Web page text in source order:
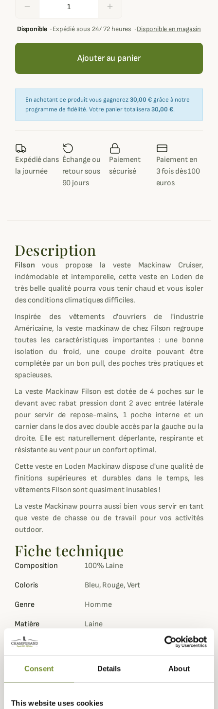
Consent Details About
This website uses cookies
remove add
Disponible·Expédié sous 24/ 72 heures ·Disponible en magasin
Ajouter au panier
En achetant ce produit vous gagnerez30,00 € grâce à notre
programme de fidélité. Votre panier totalisera30,00 €.
Expédié dans
la journée
Échange ou
retour sous
90 jours
Paiement
sécurisé
Paiement en
3 fois dès 100
euros
Description
Filson vous propose la veste Mackinaw Cruiser,
indémodable et intemporelle, cette veste en Loden de
très belle qualité pourra vous tenir chaud et vous isoler
des conditions climatiques difficiles.
Inspirée des vêtements d'ouvriers de l'industrie
Américaine, la veste mackinaw de chez Filson regroupe
toutes les caractéristiques importantes : une bonne
isolation du froid, une coupe droite pouvant être
complétée par un bon pull, des poches très pratiques et
spacieuses.
La veste Mackinaw Filson est dotée de 4 poches sur le
devant avec rabat pression dont 2 avec entrée latérale
pour servir de repose-mains, 1 poche interne et un
carnier dans le dos avec double accès par la gauche ou la
droite. Elle est naturellement déperlante, respirante et
résistante au vent pour un confort optimal.
Cette veste en Loden Mackinaw dispose d'une qualité de
finitions supérieures et durables dans le temps, les
vêtements Filson sont quasiment inusables !
La veste Mackinaw pourra aussi bien vous servir en tant
que veste de chasse ou de travail pour vos activités
outdoor.
Fiche technique
Composition 100% Laine
Coloris Bleu, Rouge, Vert
Genre Homme
Matière Laine
Marque Américaine : Choisir sa taille